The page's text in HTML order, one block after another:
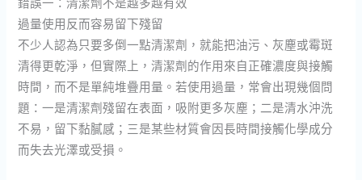
過量使用反而容易留下殘留
不少人認為只要多倒一點清潔劑，就能把油污、灰塵或霉斑
清得更乾淨，但實際上，清潔劑的作用來自正確濃度與接觸
時間，而不是單純堆疊用量。若使用過量，常會出現幾個問
題：一是清潔劑殘留在表面，吸附更多灰塵；二是清水沖洗
不易，留下黏膩感；三是某些材質會因長時間接觸化學成分
而失去光澤或受損。